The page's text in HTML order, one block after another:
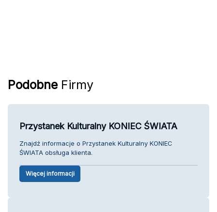
Podobne Firmy
Przystanek Kulturalny KONIEC ŚWIATA
Znajdź informacje o Przystanek Kulturalny KONIEC
ŚWIATA obsługa klienta.
Więcej informacji